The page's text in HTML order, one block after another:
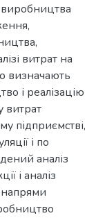
витрат на
визначають
і реалізацію
витрат
підприємстві,
і по
аналіз
і аналіз
напрями